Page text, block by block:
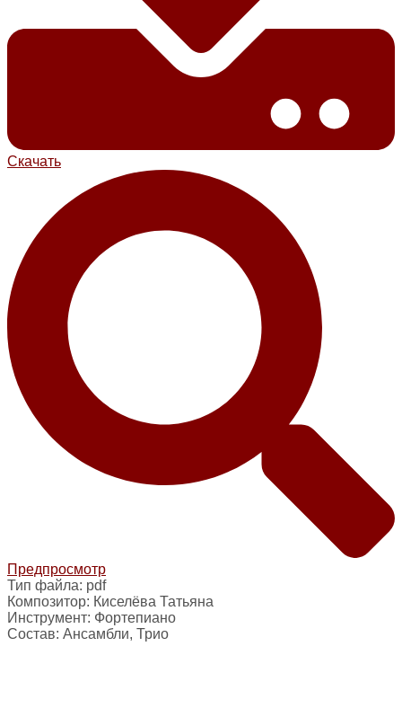
Скачать
Предпросмотр
Тип файла: pdf
Композитор: Киселёва Татьяна
Инструмент: Фортепиано
Состав: Ансамбли, Трио